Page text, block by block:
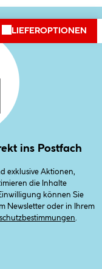
LIEFEROPTIONEN
ins Postfach
exklusive Aktionen,
die Inhalte
können Sie
Newsletter oder in Ihrem